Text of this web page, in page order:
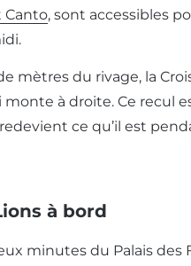
Canto, sont accessibles
du rivage, la
à droite. Ce recul
ce qu’il est
à bord
minutes du Palais des